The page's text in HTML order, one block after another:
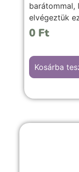
barátommal,
elvégeztük
nevezett
Istennővel.
0 Ft
Kosárba